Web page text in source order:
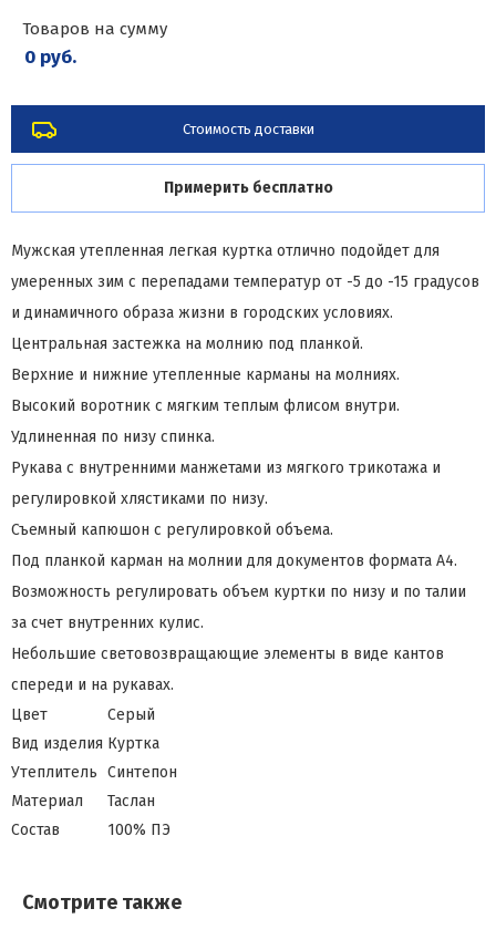
Товаров на сумму
0 руб.
Стоимость доставки
Примерить бесплатно
Мужская утепленная легкая куртка отлично подойдет для
умеренных зим с перепадами температур от -5 до -15 градусов
и динамичного образа жизни в городских условиях.
Центральная застежка на молнию под планкой.
Верхние и нижние утепленные карманы на молниях.
Высокий воротник с мягким теплым флисом внутри.
Удлиненная по низу спинка.
Рукава с внутренними манжетами из мягкого трикотажа и
регулировкой хлястиками по низу.
Съемный капюшон с регулировкой объема.
Под планкой карман на молнии для документов формата А4.
Возможность регулировать объем куртки по низу и по талии
за счет внутренних кулис.
Небольшие световозвращающие элементы в виде кантов
спереди и на рукавах.
Цвет
Серый
Вид изделия Куртка
Утеплитель Синтепон
Материал
Таслан
Состав
100% ПЭ
Смотрите также